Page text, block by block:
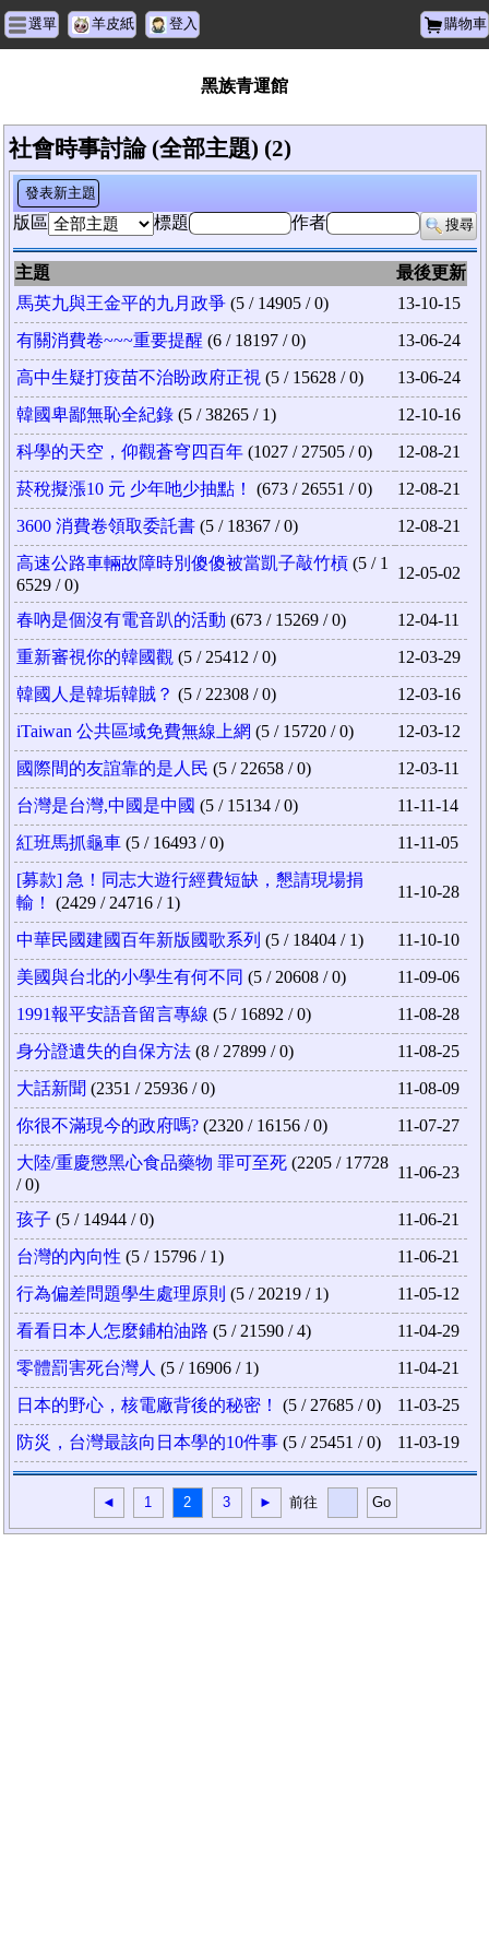
選單 羊皮紙 登入 購物車
黑族青運館
社會時事討論 (全部主題) (2)
發表新主題
版區 標題 作者 搜尋
主題
最後更新
馬英九與王金平的九月政爭 (5 / 14905 / 0)
13-10-15
有關消費卷~~~重要提醒 (6 / 18197 / 0)
13-06-24
高中生疑打疫苗不治盼政府正視 (5 / 15628 / 0)
13-06-24
韓國卑鄙無恥全紀錄 (5 / 38265 / 1)
12-10-16
科學的天空，仰觀蒼穹四百年 (1027 / 27505 / 0)
12-08-21
菸稅擬漲10 元 少年吔少抽點！
(673 / 26551 / 0)
12-08-21
3600 消費卷領取委託書 (5 / 18367 / 0)
12-08-21
高速公路車輛故障時別傻傻被當凱子敲竹槓 (5 / 1
6529 / 0)
12-05-02
春吶是個沒有電音趴的活動 (673 / 15269 / 0)
12-04-11
重新審視你的韓國觀 (5 / 25412 / 0)
12-03-29
韓國人是韓垢韓賊？ (5 / 22308 / 0)
12-03-16
iTaiwan 公共區域免費無線上網 (5 / 15720 / 0)
12-03-12
國際間的友誼靠的是人民 (5 / 22658 / 0)
12-03-11
台灣是台灣,中國是中國 (5 / 15134 / 0)
11-11-14
紅班馬抓龜車 (5 / 16493 / 0)
11-11-05
[募款] 急！同志大遊行經費短缺，懇請現場捐
輸！
(2429 / 24716 / 1)
11-10-28
中華民國建國百年新版國歌系列 (5 / 18404 / 1)
11-10-10
美國與台北的小學生有何不同 (5 / 20608 / 0)
11-09-06
1991報平安語音留言專線 (5 / 16892 / 0)
11-08-28
身分證遺失的自保方法 (8 / 27899 / 0)
11-08-25
大話新聞 (2351 / 25936 / 0)
11-08-09
你很不滿現今的政府嗎? (2320 / 16156 / 0)
11-07-27
大陸/重慶懲黑心食品藥物 罪可至死 (2205 / 17728
/ 0)
11-06-23
孩子 (5 / 14944 / 0)
11-06-21
台灣的內向性 (5 / 15796 / 1)
11-06-21
行為偏差問題學生處理原則 (5 / 20219 / 1)
11-05-12
看看日本人怎麼鋪柏油路 (5 / 21590 / 4)
11-04-29
零體罰害死台灣人 (5 / 16906 / 1)
11-04-21
日本的野心，核電廠背後的秘密！
(5 / 27685 / 0)
11-03-25
防災，台灣最該向日本學的10件事 (5 / 25451 / 0) 11-03-19
◄ 1 2 3 ► 前往 Go